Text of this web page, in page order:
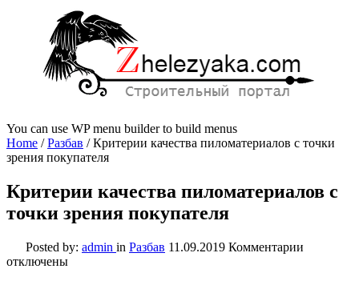
You can use WP menu builder to build menus
Home /Разбав /Критерии качества пиломатериалов с точки
зрения покупателя
Критерии качества пиломатериалов с
точки зрения покупателя
Posted by: admin in Разбав 11.09.2019 Комментарии
отключены